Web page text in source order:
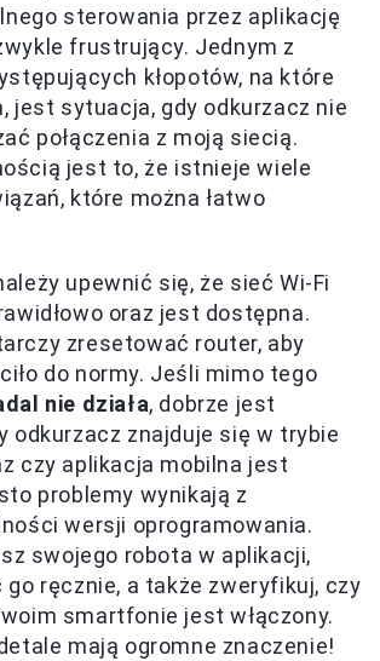
sterowania przez aplikację
frustrujący. Jednym z
kłopotów, na które
jest sytuacja, gdy odkurzacz nie
połączenia z moją siecią.
jest to, że istnieje wiele
które można łatwo
upewnić się, że sieć Wi-Fi
oraz jest dostępna.
zresetować router, aby
do normy. Jeśli mimo tego
nie działa, dobrze jest
odkurzacz znajduje się w trybie
czy aplikacja mobilna jest
problemy wynikają z
wersji oprogramowania.
swojego robota w aplikacji,
go ręcznie, a także zweryfikuj, czy
smartfonie jest włączony.
mają ogromne znaczenie!